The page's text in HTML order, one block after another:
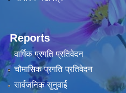
Reports
वार्षिक प्रगति प्रतिवेदन
चौमासिक प्रगति प्रतिवेदन
सार्वजनिक सुनुवाई